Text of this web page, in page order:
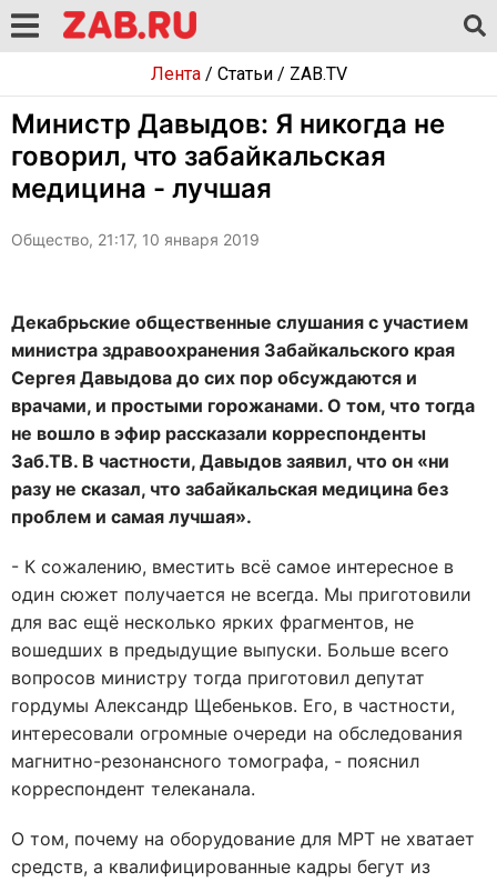
Лента/ Статьи/ ZAB.TV
Министр Давыдов: Я никогда не
говорил, что забайкальская
медицина - лучшая
Общество, 21:17, 10 января 2019
Декабрьские общественные слушания с участием
министра здравоохранения Забайкальского края
Сергея Давыдова до сих пор обсуждаются и
врачами, и простыми горожанами. О том, что тогда
не вошло в эфир рассказали корреспонденты
Заб.ТВ. В частности, Давыдов заявил, что он «ни
разу не сказал, что забайкальская медицина без
проблем и самая лучшая».
- К сожалению, вместить всё самое интересное в
один сюжет получается не всегда. Мы приготовили
для вас ещё несколько ярких фрагментов, не
вошедших в предыдущие выпуски. Больше всего
вопросов министру тогда приготовил депутат
гордумы Александр Щебеньков. Его, в частности,
интересовали огромные очереди на обследования
магнитно-резонансного томографа, - пояснил
корреспондент телеканала.
О том, почему на оборудование для МРТ не хватает
средств, а квалифицированные кадры бегут из